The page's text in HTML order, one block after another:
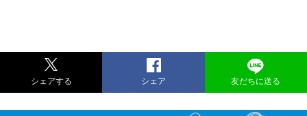
シェアする シェア 友だちに送る